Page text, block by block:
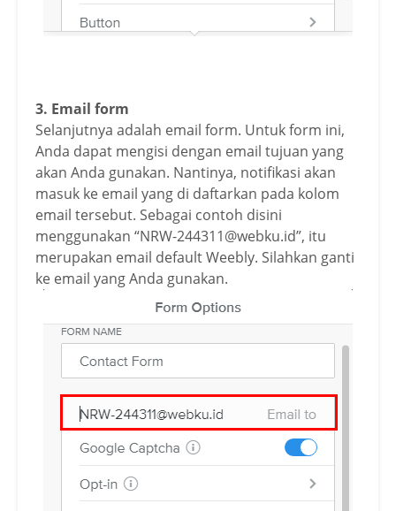
3. Email form
Selanjutnya adalah email form. Untuk form ini,
Anda dapat mengisi dengan email tujuan yang
akan Anda gunakan. Nantinya, notifikasi akan
masuk ke email yang di daftarkan pada kolom
email tersebut. Sebagai contoh disini
menggunakan “NRW-244311@webku.id”, itu
merupakan email default Weebly. Silahkan ganti
ke email yang Anda gunakan.